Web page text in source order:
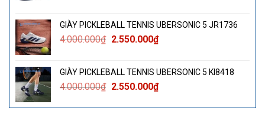
4.000.000₫.là:
2.550.000₫.
GIÀY PICKLEBALL TENNIS UBERSONIC 5 JR1736
4.000.000₫ Giá
4.000.000₫.
2.550.000₫Giá
là:
2.550.000₫.
GIÀY PICKLEBALL TENNIS UBERSONIC 5 KI8418
4.000.000₫ Giá
là:
2.550.000₫Giá
tại